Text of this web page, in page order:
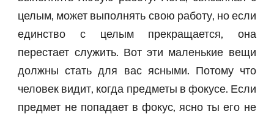
целым, может выполнять свою работу, но если
единство с целым прекращается, она
перестает служить. Вот эти маленькие вещи
должны стать для вас ясными. Потому что
человек видит, когда предметы в фокусе. Если
предмет не попадает в фокус, ясно ты его не